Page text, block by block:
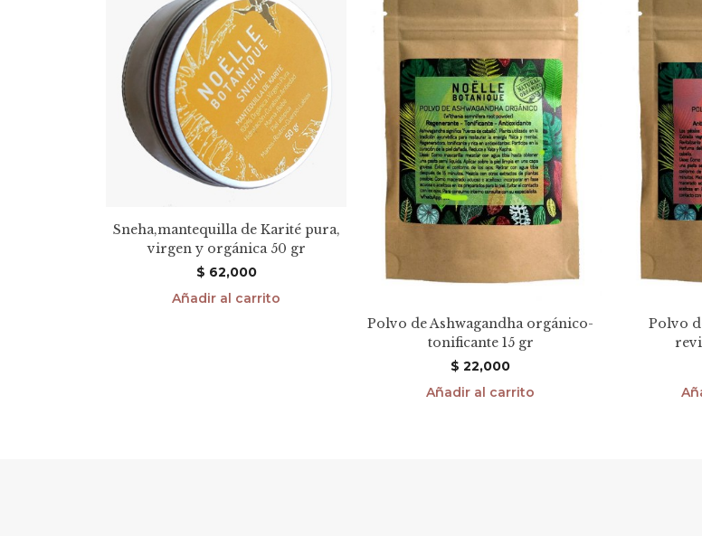
Sneha,mantequilla de Karité pura,
virgen y orgánica 50 gr
$ 62,000
Añadir al carrito
Polvo de Ashwagandha orgánico-
tonificante 15 gr
$ 22,000
Añadir al carrito
Polvo